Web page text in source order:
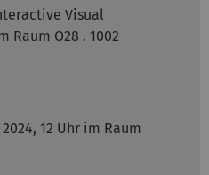
Visual
Raum O28 . 1002
12 Uhr im Raum